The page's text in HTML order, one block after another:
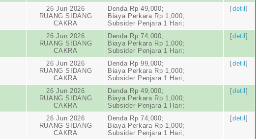
26 Jun 2026
RUANG SIDANG
CAKRA
Denda Rp 49,000;
Biaya Perkara Rp 1,000;
Subsider Penjara 1 Hari;
[detil]
26 Jun 2026
RUANG SIDANG
CAKRA
Denda Rp 74,000;
Biaya Perkara Rp 1,000;
Subsider Penjara 1 Hari;
[detil]
26 Jun 2026
RUANG SIDANG
CAKRA
Denda Rp 99,000;
Biaya Perkara Rp 1,000;
Subsider Penjara 1 Hari;
[detil]
26 Jun 2026
RUANG SIDANG
CAKRA
Denda Rp 49,000;
Biaya Perkara Rp 1,000;
Subsider Penjara 1 Hari;
[detil]
26 Jun 2026
RUANG SIDANG
CAKRA
Denda Rp 74,000;
Biaya Perkara Rp 1,000;
Subsider Penjara 1 Hari;
[detil]